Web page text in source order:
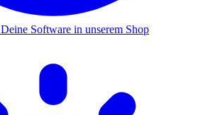
Deine Software in unserem Shop